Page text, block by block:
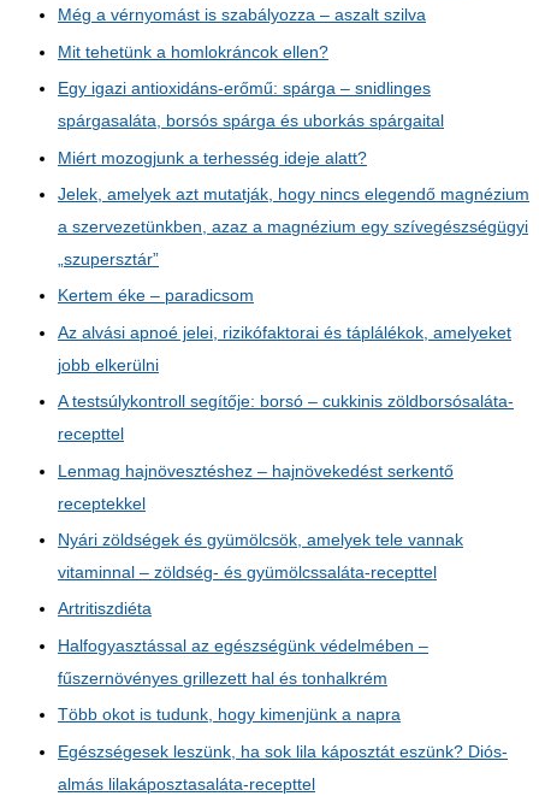
Még a vérnyomást is szabályozza – aszalt szilva
Mit tehetünk a homlokráncok ellen?
Egy igazi antioxidáns-erőmű: spárga – snidlinges
spárgasaláta, borsós spárga és uborkás spárgaital
Miért mozogjunk a terhesség ideje alatt?
Jelek, amelyek azt mutatják, hogy nincs elegendő magnézium
a szervezetünkben, azaz a magnézium egy szívegészségügyi
„szupersztár”
Kertem éke – paradicsom
Az alvási apnoé jelei, rizikófaktorai és táplálékok, amelyeket
jobb elkerülni
A testsúlykontroll segítője: borsó – cukkinis zöldborsósaláta-
recepttel
Lenmag hajnövesztéshez – hajnövekedést serkentő
receptekkel
Nyári zöldségek és gyümölcsök, amelyek tele vannak
vitaminnal – zöldség- és gyümölcssaláta-recepttel
Artritiszdiéta
Halfogyasztással az egészségünk védelmében –
fűszernövényes grillezett hal és tonhalkrém
Több okot is tudunk, hogy kimenjünk a napra
Egészségesek leszünk, ha sok lila káposztát eszünk? Diós-
almás lilakáposztasaláta-recepttel